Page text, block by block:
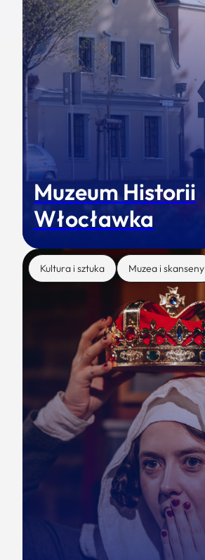
Muzeum Historii
Włocławka
Kultura i sztuka Muzea i skanseny